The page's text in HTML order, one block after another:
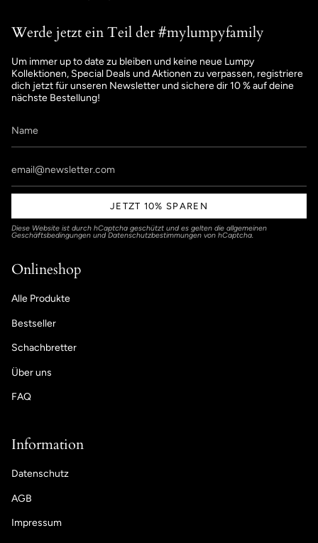
Werde jetzt ein Teil der #mylumpyfamily
Um immer up to date zu bleiben und keine neue Lumpy
Kollektionen, Special Deals und Aktionen zu verpassen, registriere
dich jetzt für unseren Newsletter und sichere dir 10 % auf deine
nächste Bestellung!
JETZT 10% SPAREN
Diese Website ist durch hCaptcha geschützt und es gelten die allgemeinen
Geschäftsbedingungen und Datenschutzbestimmungen von hCaptcha.
Onlineshop
Alle Produkte
Bestseller
Schachbretter
Über uns
FAQ
Information
Datenschutz
AGB
Impressum